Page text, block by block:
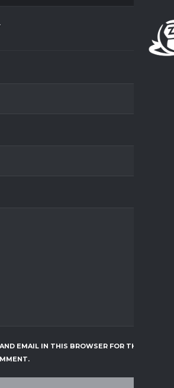
EMAIL IN THIS BROWSER FOR THE